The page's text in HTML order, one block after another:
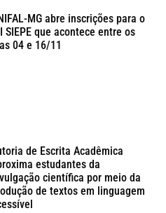
MG abre inscrições para o
SIEPE que acontece entre os
04 e 16/11
de Escrita Acadêmica
estudantes da
científica por meio da
de textos em linguagem